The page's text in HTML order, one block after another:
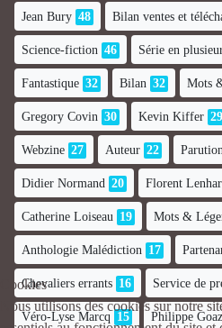
Jean Bury 48 Bilan ventes et
Science-fiction 46 Série en
Fantastique 32 Bilan 32 Mots
Gregory Covin 30 Kevin Kiffer 29
Webzine 27 Auteur 22
Didier Normand 20 Florent
Catherine Loiseau 19 Mots &
Anthologie Malédiction 17
Chevaliers errants 16 Service de
Véro-Lyse Marcq 15 Philippe Goaz
Cookies
Nous utilisons des cookies sur notre